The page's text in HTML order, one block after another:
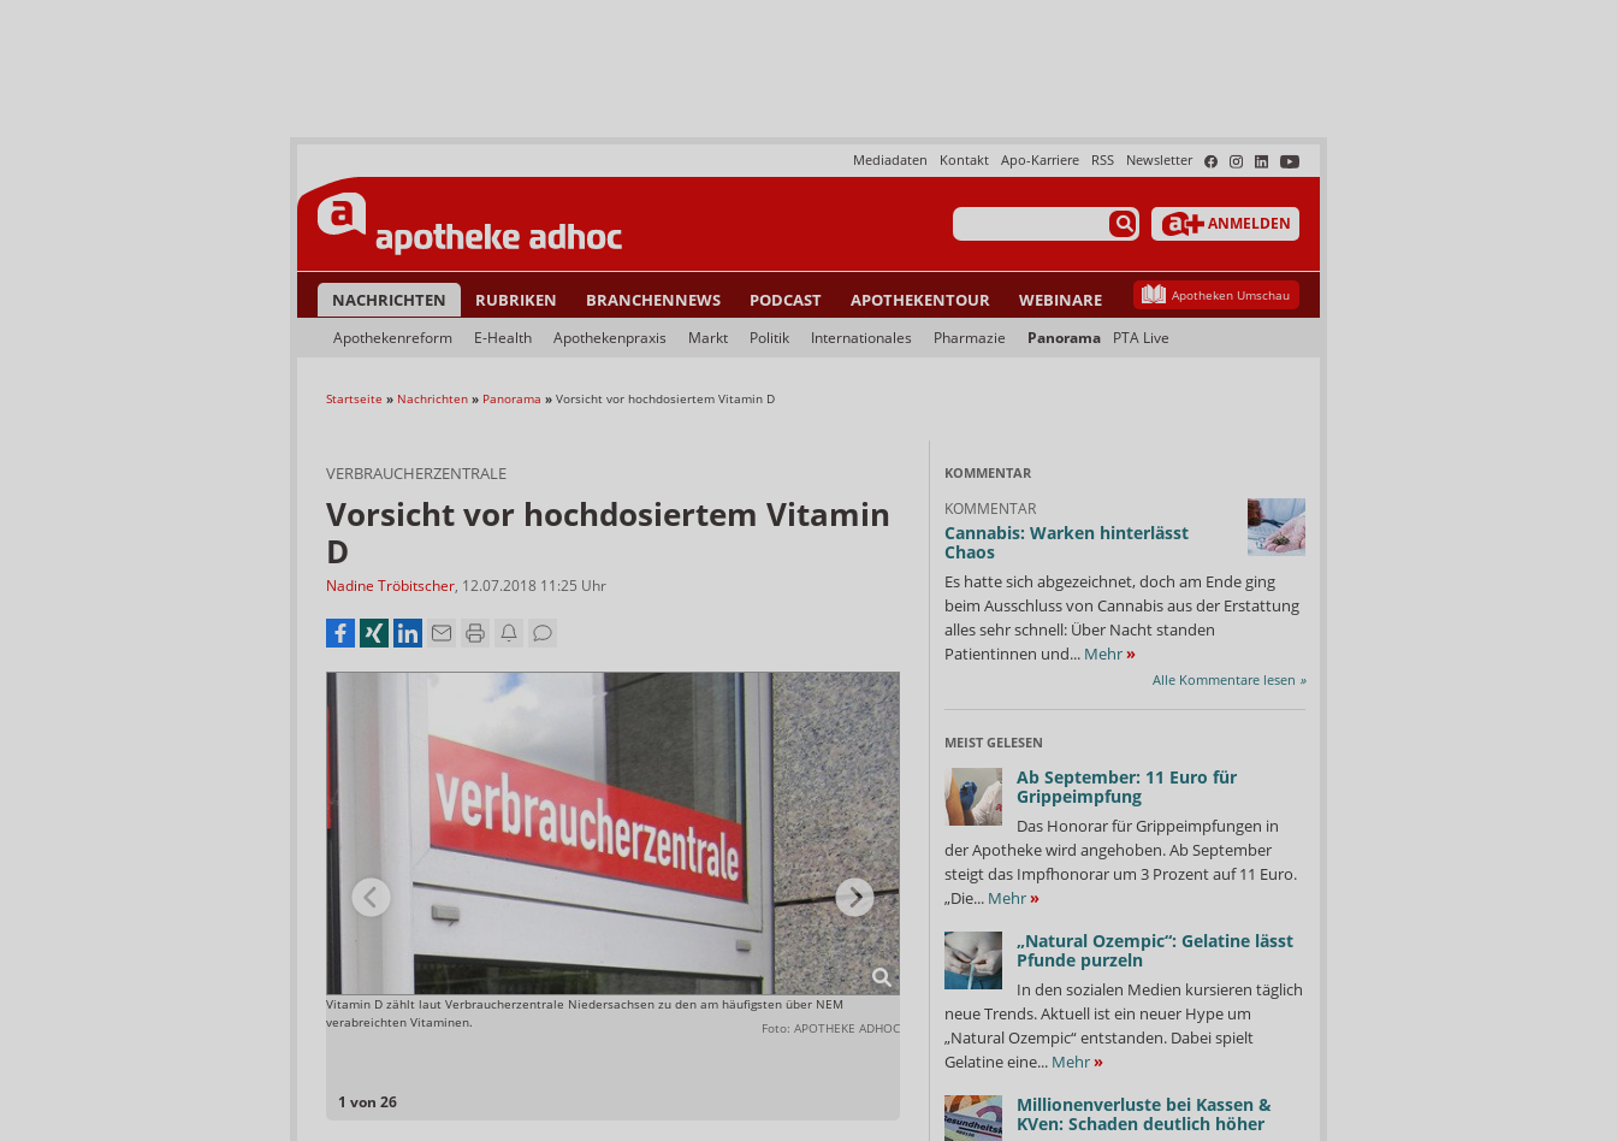
Newsletter
RSS
Apo-Karriere
Kontakt
Mediadaten
ANMELDEN
NACHRICHTEN RUBRIKEN BRANCHENNEWS PODCAST APOTHEKENTOUR WEBINARE Apotheken Umschau
Apothekenreform E-Health Apothekenpraxis Markt Politik Internationales Pharmazie Panorama PTA Live
Startseite » Nachrichten » Panorama » Vorsicht vor hochdosiertem Vitamin D
VERBRAUCHERZENTRALE
Vorsicht vor hochdosiertem Vitamin
D
Nadine Tröbitscher, 12.07.2018 11:25 Uhr
1 von 26
Vitamin D zählt laut Verbraucherzentrale Niedersachsen zu den am häufigsten über NEM
verabreichten Vitaminen.
Foto: APOTHEKE ADHOC
Die Verbraucherzentrale fordert die Hersteller auf, im Sinne des Verbraucherschutzes die
Empfehlungen des BfR einzuhalten. Packungsgrößen sollten sinnvoll gestaltet und
Verzehrempfehlungen unmissverständlich formuliert werden. Außerdem wird die Politik
aufgefordert nationale Höchstmengen für Vitamine und Mineralstoffe in NEM festzulegen.
KOMMENTAR
KOMMENTAR
Cannabis: Warken hinterlässt
Chaos
Es hatte sich abgezeichnet, doch am Ende ging
beim Ausschluss von Cannabis aus der Erstattung
alles sehr schnell: Über Nacht standen
Patientinnen und... Mehr»
Alle Kommentare lesen »
MEIST GELESEN
Ab September: 11 Euro für
Grippeimpfung
Das Honorar für Grippeimpfungen in
der Apotheke wird angehoben. Ab September
steigt das Impfhonorar um 3 Prozent auf 11 Euro.
„Die... Mehr»
„Natural Ozempic“: Gelatine lässt
Pfunde purzeln
In den sozialen Medien kursieren täglich
neue Trends. Aktuell ist ein neuer Hype um
„Natural Ozempic“ entstanden. Dabei spielt
Gelatine eine... Mehr»
Millionenverluste bei Kassen &
KVen: Schaden deutlich höher